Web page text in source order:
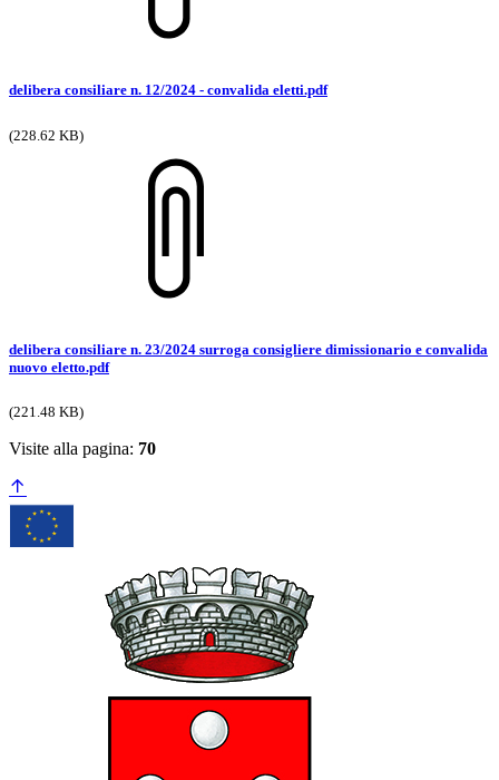
delibera consiliare n. 12/2024 - convalida eletti.pdf
(228.62 KB)
delibera consiliare n. 23/2024 surroga consigliere dimissionario e convalida
nuovo eletto.pdf
(221.48 KB)
Visite alla pagina: 70